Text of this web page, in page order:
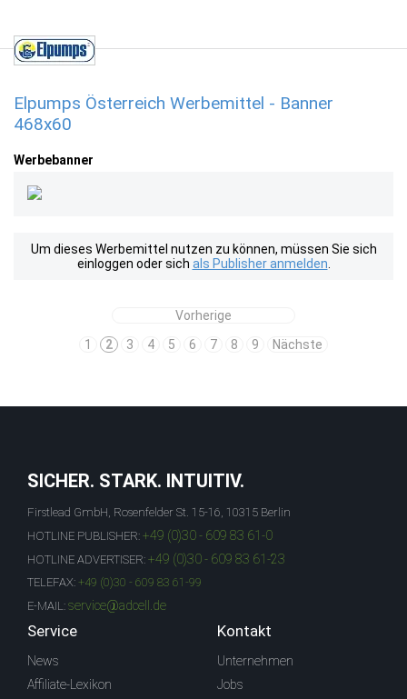
Elpumps Österreich Werbemittel - Banner
468x60
Werbebanner
Um dieses Werbemittel nutzen zu können, müssen Sie sich
einloggen oder sich als Publisher anmelden
Vorherige
1
2 3 4 5 6 7 8 9 Nächste
SICHER. STARK. INTUITIV.
Firstlead GmbH, Rosenfelder St. 15-16, 10315 Berlin
HOTLINE PUBLISHER: +49 (0)30 - 609 83 61-0
HOTLINE ADVERTISER: +49 (0)30 - 609 83 61-23
TELEFAX: +49 (0)30 - 609 83 61-99
E-MAIL: service@adcell.de
Service
News
Affiliate-Lexikon
Kontakt
Unternehmen
Jobs